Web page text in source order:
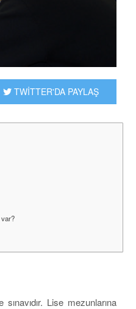
TWİTTER'DA PAYLAŞ
Lise mezunlarına